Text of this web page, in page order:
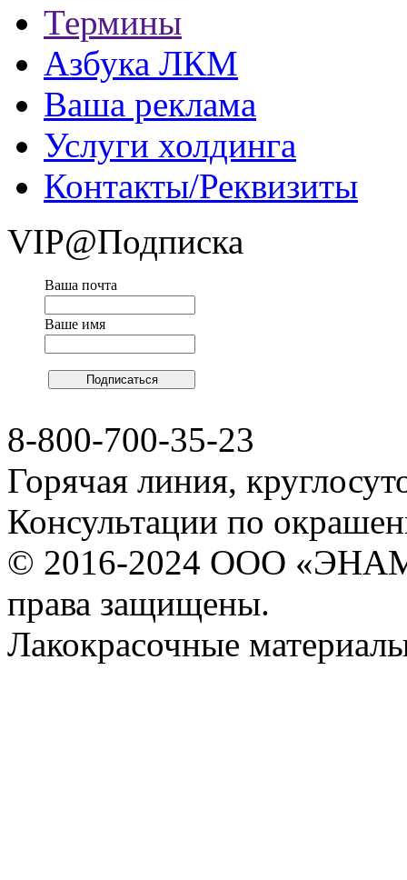
Термины
Азбука ЛКМ
Ваша реклама
Услуги холдинга
Контакты/Реквизиты
VIP@Подписка
Ваша почта
Ваше имя
8-800-700-35-23
Горячая линия,
Консультации по
© 2016-2024 ООО
права защищены.
Лакокрасочные